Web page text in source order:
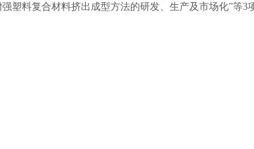
料复合材料挤出成型方法的研发、生产及市场化”等3